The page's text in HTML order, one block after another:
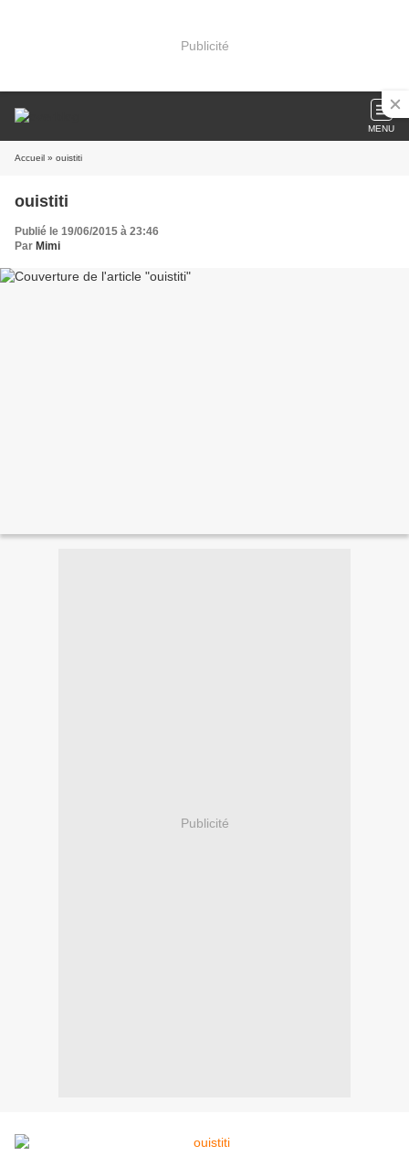
Publicité
MENU
Accueil » ouistiti
ouistiti
Publié le 19/06/2015 à 23:46
Par Mimi
Publicité